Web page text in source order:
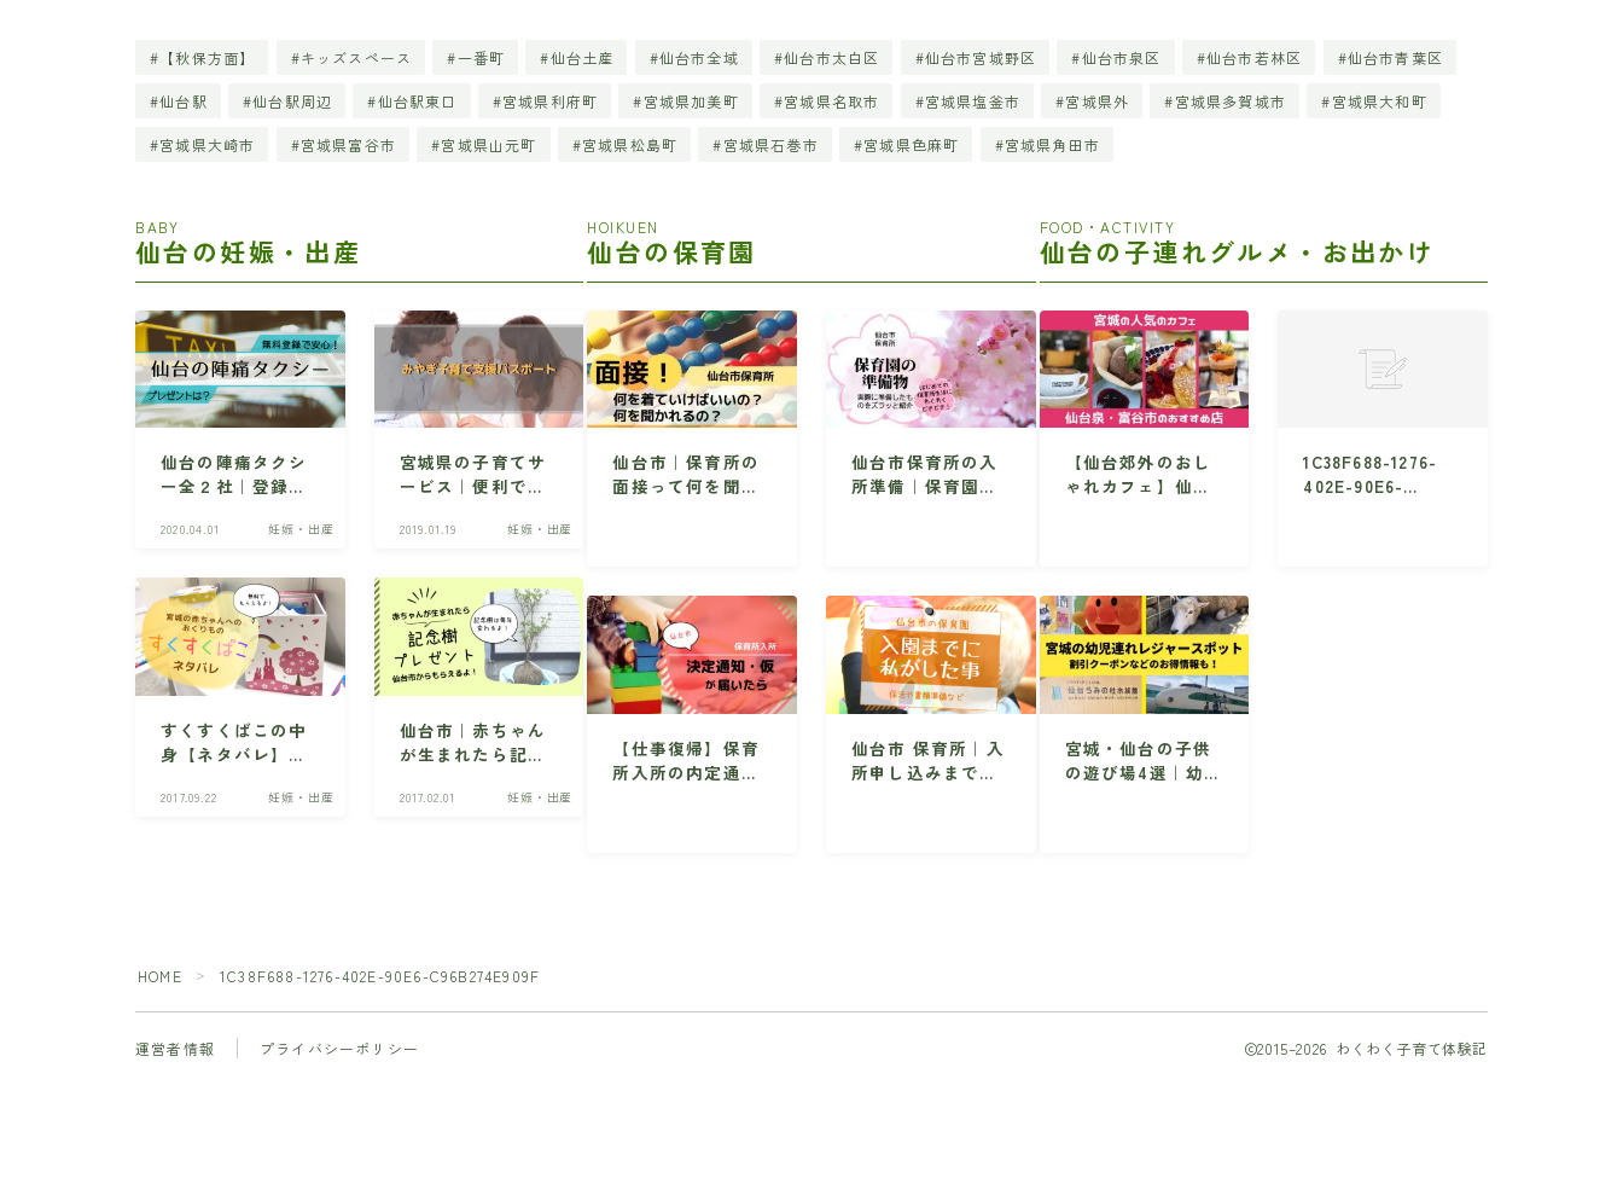
【秋保方面】 キッズスペース 一番町 仙台土産 仙台市全域 仙台市太白区 仙台市宮城野区 仙台市泉区 仙台市若林区 仙台市青葉区
仙台駅 仙台駅周辺 仙台駅東口 宮城県利府町 宮城県加美町 宮城県名取市 宮城県塩釜市 宮城県外 宮城県多賀城市 宮城県大和町
宮城県大崎市 宮城県富谷市 宮城県山元町 宮城県松島町 宮城県石巻市 宮城県色麻町 宮城県角田市
BABY
仙台の妊娠・出産
仙台の陣痛タクシ
ー全２社｜登録方
報など
2020.04.01 妊娠・出産
宮城県の子育てサ
ービス｜便利でお
て支援パスポー
2019.01.19 妊娠・出産
すくすくばこの中
身【ネタバレ】宮
贈り物・勧誘はあ
2017.09.22 妊娠・出産
仙台市｜赤ちゃん
が生まれたら記念
募しよう！
2017.02.01 妊娠・出産
HOIKUEN
仙台の保育園
仙台市｜保育所の
面接って何を聞か
仙台市保育所の入
所準備｜保育園生
【仕事復帰】保育
所入所の内定通知
仙台市 保育所｜入
所申し込みまでの
FOOD・ACTIVITY
仙台の子連れグルメ・お出かけ
【仙台郊外のおし
ゃれカフェ】仙台
1C38F688-1276-
402E-90E6-
宮城・仙台の子供
の遊び場4選｜幼児
HOME ＞ 1C38F688-1276-402E-90E6-C96B274E909F
運営者情報 プライバシーポリシー 2015–2026 わくわく子育て体験記